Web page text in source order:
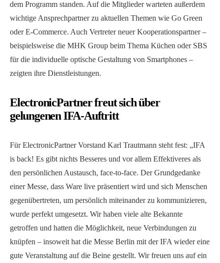
dem Programm standen. Auf die Mitglieder warteten außerdem
wichtige Ansprechpartner zu aktuellen Themen wie Go Green
oder E-Commerce. Auch Vertreter neuer Kooperationspartner –
beispielsweise die MHK Group beim Thema Küchen oder SBS
für die individuelle optische Gestaltung von Smartphones –
zeigten ihre Dienstleistungen.
ElectronicPartner freut sich über
gelungenen IFA-Auftritt
Für ElectronicPartner Vorstand Karl Trautmann steht fest: „IFA
is back! Es gibt nichts Besseres und vor allem Effektiveres als
den persönlichen Austausch, face-to-face. Der Grundgedanke
einer Messe, dass Ware live präsentiert wird und sich Menschen
gegenübertreten, um persönlich miteinander zu kommunizieren,
wurde perfekt umgesetzt. Wir haben viele alte Bekannte
getroffen und hatten die Möglichkeit, neue Verbindungen zu
knüpfen – insoweit hat die Messe Berlin mit der IFA wieder eine
gute Veranstaltung auf die Beine gestellt. Wir freuen uns auf ein